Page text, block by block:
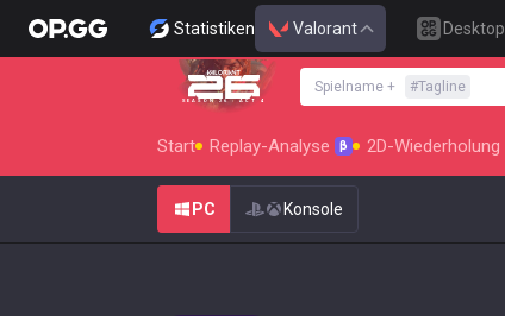
Statistiken Valorant Desktop
SEASON 26 : ACT 4
Spielname + #Tagline
Start Replay-Analyse β 2D-Wiederholung
PC Konsole